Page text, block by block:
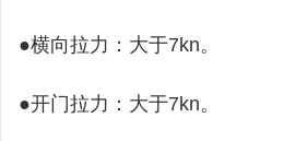
●横向拉力：大于7kn。
●开门拉力：大于7kn。